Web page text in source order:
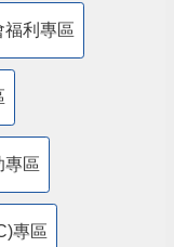
福利專區
專區
專區